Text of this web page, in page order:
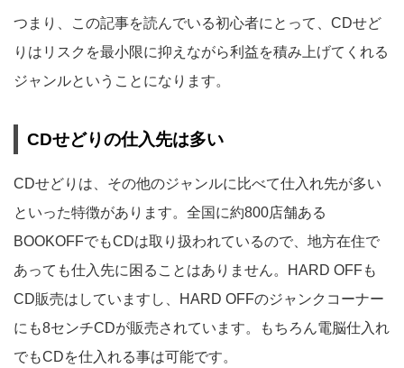
つまり、この記事を読んでいる初心者にとって、CDせど
りはリスクを最小限に抑えながら利益を積み上げてくれる
ジャンルということになります。
CDせどりの仕入先は多い
CDせどりは、その他のジャンルに比べて仕入れ先が多い
といった特徴があります。全国に約800店舗ある
BOOKOFFでもCDは取り扱われているので、地方在住で
あっても仕入先に困ることはありません。HARD OFFも
CD販売はしていますし、HARD OFFのジャンクコーナー
にも8センチCDが販売されています。もちろん電脳仕入れ
でもCDを仕入れる事は可能です。